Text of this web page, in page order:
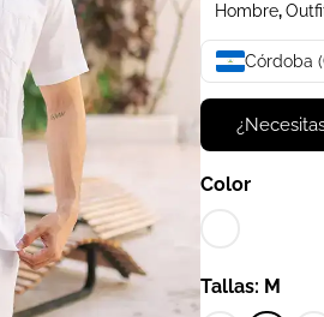
Hombre,
Córdoba
Color
Tallas: M